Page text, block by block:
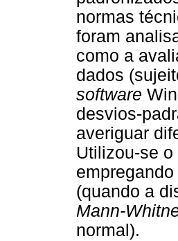
normas
foram
como a
dados
software
desvios-
averiguar
Utilizou-se
(quando a
Mann-
normal).